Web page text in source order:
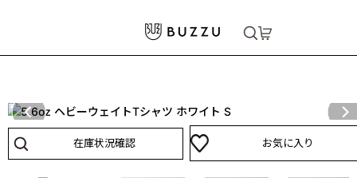
5.6oz ヘビーウェイトTシャツ
在庫状況確認 お気に入り